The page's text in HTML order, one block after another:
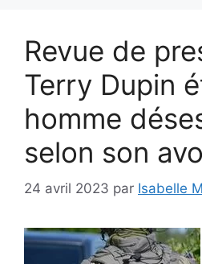
Revue de
Terry Dupin
homme
selon son
24 avril 2023 par Isabelle